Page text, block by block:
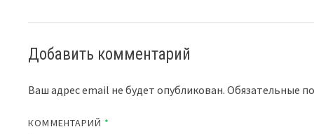
Добавить комментарий
Ваш адрес email не будет опубликован. Обязательные
КОММЕНТАРИЙ *